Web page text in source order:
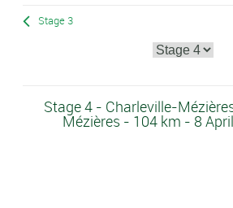
Stage 3
Stage 4 - Charleville-
Mézières - 104 km - 8